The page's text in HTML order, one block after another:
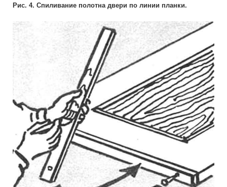
Рис. 4. Спиливание полотна двери по линии планки.